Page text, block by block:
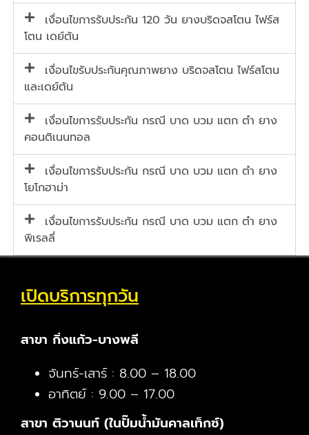
เงื่อนไขการรับประกัน 120 วัน ยางบริดจสโตน ไฟร์ส
โตน เดย์ตัน
เงื่อนไขรับประกันคุณภาพยาง บริดจสโตน ไฟร์สโตน
และเดย์ตัน
เงื่อนไขการรับประกัน กรณี บาด บวม แตก ตำ ยาง
คอนติเนนทอล
เงื่อนไขการรับประกัน กรณี บาด บวม แตก ตำ ยาง
โยโกฮาม่า
เงื่อนไขการรับประกัน กรณี บาด บวม แตก ตำ ยาง
พิเรลลี่
เปิดบริการทุกวัน
สาขา กิ่งแก้ว-บางพลี
จันทร์-เสาร์ : 8.00 – 18.00
อาทิตย์ : 9.00 – 17.00
สาขา ติวานนท์ (ในปั๊มน้ำมันคาลเท็กซ์)